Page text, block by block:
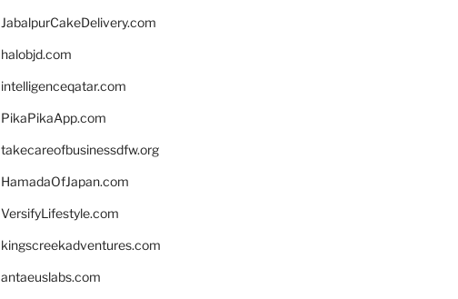
JabalpurCakeDelivery.com
halobjd.com
intelligenceqatar.com
PikaPikaApp.com
takecareofbusinessdfw.org
HamadaOfJapan.com
VersifyLifestyle.com
kingscreekadventures.com
antaeuslabs.com